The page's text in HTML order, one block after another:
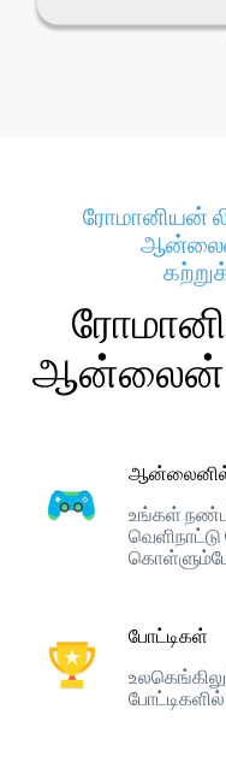
ரோமானியன்
ஆன்லைன்
ஆன்லைனில்
உங்கள்
போட்டிகள்